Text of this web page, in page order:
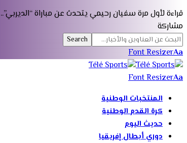
قراءةلأول مرة سفيان رحيمي يتحدث عن مباراة “الديربي”..
مشاركة
Font ResizerAa
Font ResizerAa
المنتخبات الوطنية
كرة القدم الوطنية
حديث اليوم
دوري أبطال إفريقيا